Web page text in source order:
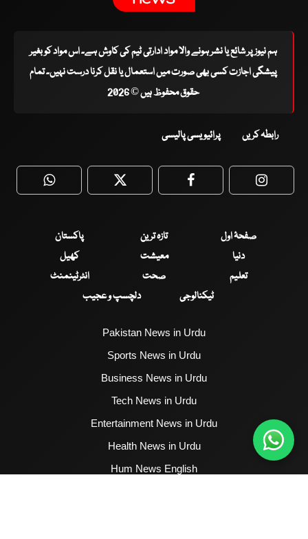
ہم نیوز پر شائع یا نشر ہونے والا مواد ادارتی ٹیم کی کاوش ہے۔ اس مواد کو بغیر
پیشگی اجازت کسی بھی صورت میں استعمال یا نقل کرنا درست نہیں۔ تمام
حقوق محفوظ ہیں © 2026
رابطہ کریں پرائیویسی پالیسی
WhatsApp Twitter Facebook
صفحۂ اول تازہ ترین
پاکستان
دنیا
معیشت
کھیل
تعلیم
صحت
انٹرٹینمنٹ
ٹیکنالوجی
دلچسپ و عجیب
Pakistan News in Urdu
Sports News in Urdu
Business News in Urdu
Tech News in Urdu
Entertainment News in Urdu
Health News in Urdu
Hum News English